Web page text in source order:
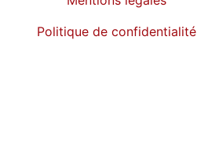
Politique de confidentialité